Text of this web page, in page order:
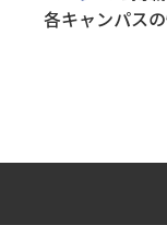
各キャンパス